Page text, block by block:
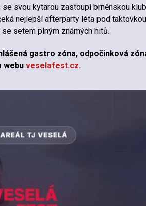
se svou kytarou zastoupí brněnskou
nejlepší afterparty léta pod
setem plným známých hitů.
gastro zóna, odpočinková
webu veselafest.cz.